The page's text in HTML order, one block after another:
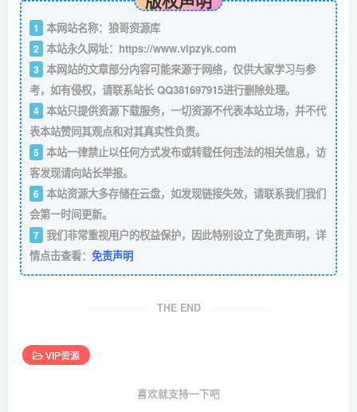
1 本网站名称：狼哥资源库
2 本站永久网址： https://www.vipzyk.com
3 本网站的文章部分内容可能来源于网络，仅供大家学习与参
考，如有侵权，请联系站长 QQ381697915进行删除处理。
4 本站只提供资源下载服务，一切资源不代表本站立场，并不代
表本站赞同其观点和对其真实性负责。
5 本站一律禁止以任何方式发布或转载任何违法的相关信息，访
客发现请向站长举报。
6 本站资源大多存储在云盘，如发现链接失效，请联系我们我们
会第一时间更新。
7 我们非常重视用户的权益保护，因此特别设立了免责声明，详
情点击查看： 免责声明
THE END
VIP资源
喜欢就支持一下吧